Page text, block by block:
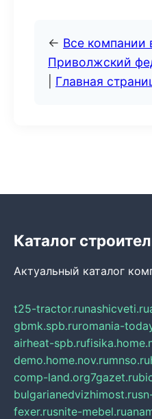
← Все компании
Приволжский
Главная
Каталог
Актуальный каталог
t25-tractor.runashicveti.ru
gbmk.spb.ruromania-
airheat-spb.ru
demo.home.nov.rumnso.ru
comp-land.org7gazet.ru
bulgarianedvizhimost.ru
fexer.rusnite-mebel.ru